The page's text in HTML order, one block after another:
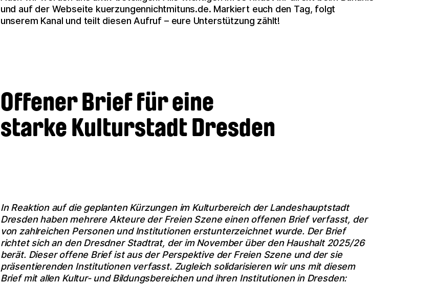
und auf der Webseite kuerzungennichtmituns.de. Markiert euch den Tag, folgt
unserem Kanal und teilt diesen Aufruf – eure Unterstützung zählt!
Offener Brief für eine
starke Kulturstadt Dresden
In Reaktion auf die geplanten Kürzungen im Kulturbereich der Landeshauptstadt
Dresden haben mehrere Akteure der Freien Szene einen offenen Brief verfasst, der
von zahlreichen Personen und Institutionen erstunterzeichnet wurde. Der Brief
richtet sich an den Dresdner Stadtrat, der im November über den Haushalt 2025/26
berät. Dieser offene Brief ist aus der Perspektive der Freien Szene und der sie
präsentierenden Institutionen verfasst. Zugleich solidarisieren wir uns mit diesem
Brief mit allen Kultur- und Bildungsbereichen und ihren Institutionen in Dresden: